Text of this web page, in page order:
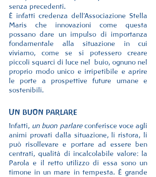
senza precedenti.
È infatti credenza dell’Associazione Stella
Maris che innovazioni come questa
possano dare un impulso di importanza
fondamentale alla situazione in cui
viviamo, come se si potessero creare
piccoli squarci di luce nel  buio, ognuno nel
proprio modo unico e irripetibile e aprire
le porte a prospettive future umane e
sostenibili.
Un buon parlare
Infatti, un buon parlare conferisce voce agli
animi provati dalla situazione, li ristora, li
può risollevare e portare ad essere ben
centrati, qualità di incalcolabile valore: la
Parola e il retto utilizzo di essa sono un
timone in un mare in tempesta. È grande